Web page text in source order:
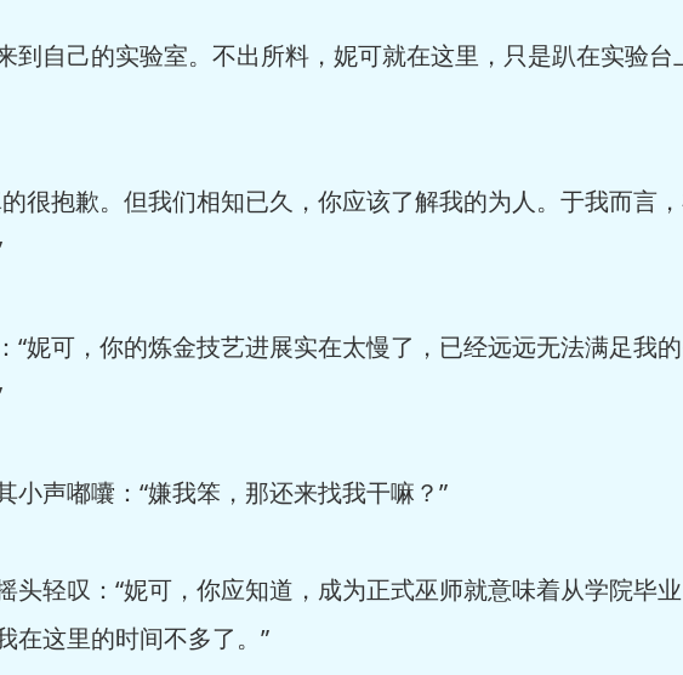
到自己的实验室。不出所料，妮可就在这里，只是趴在实验台
很抱歉。但我们相知已久，你应该了解我的为人。于我而言
“妮可，你的炼金技艺进展实在太慢了，已经远远无法满足我
声嘟囔：“嫌我笨，那还来找我干嘛？”
头轻叹：“妮可，你应知道，成为正式巫师就意味着从学院毕
在这里的时间不多了。”